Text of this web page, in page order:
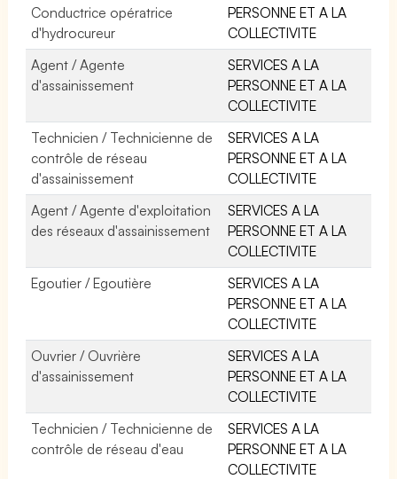
Conductrice opératrice
d'hydrocureur
PERSONNE ET A LA
COLLECTIVITE
Agent / Agente
d'assainissement
SERVICES A LA
PERSONNE ET A LA
COLLECTIVITE
Technicien / Technicienne de
contrôle de réseau
d'assainissement
SERVICES A LA
PERSONNE ET A LA
COLLECTIVITE
Agent / Agente d'exploitation
des réseaux d'assainissement
SERVICES A LA
PERSONNE ET A LA
COLLECTIVITE
Egoutier / Egoutière
SERVICES A LA
PERSONNE ET A LA
COLLECTIVITE
Ouvrier / Ouvrière
d'assainissement
SERVICES A LA
PERSONNE ET A LA
COLLECTIVITE
Technicien / Technicienne de
contrôle de réseau d'eau
SERVICES A LA
PERSONNE ET A LA
COLLECTIVITE